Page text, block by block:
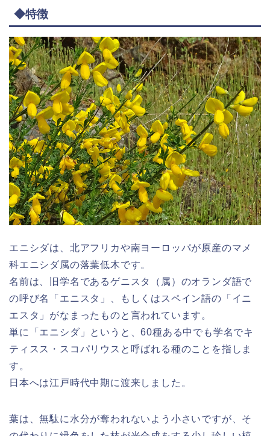
◆特徴
エニシダは、北アフリカや南ヨーロッパが原産のマメ
科エニシダ属の落葉低木です。
名前は、旧学名であるゲニスタ（属）のオランダ語で
の呼び名「エニスタ」、もしくはスペイン語の「イニ
エスタ」がなまったものと言われています。
単に「エニシダ」というと、60種ある中でも学名でキ
ティスス・スコパリウスと呼ばれる種のことを指しま
す。
日本へは江戸時代中期に渡来しました。
葉は、無駄に水分が奪われないよう小さいですが、そ